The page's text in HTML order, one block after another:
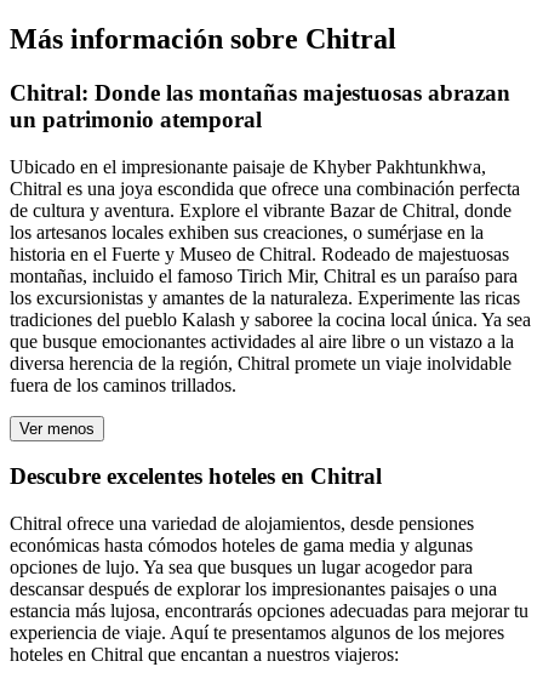
Más información sobre Chitral
Chitral: Donde las montañas majestuosas abrazan
un patrimonio atemporal
Ubicado en el impresionante paisaje de Khyber Pakhtunkhwa,
Chitral es una joya escondida que ofrece una combinación perfecta
de cultura y aventura. Explore el vibrante Bazar de Chitral, donde
los artesanos locales exhiben sus creaciones, o sumérjase en la
historia en el Fuerte y Museo de Chitral. Rodeado de majestuosas
montañas, incluido el famoso Tirich Mir, Chitral es un paraíso para
los excursionistas y amantes de la naturaleza. Experimente las ricas
tradiciones del pueblo Kalash y saboree la cocina local única. Ya sea
que busque emocionantes actividades al aire libre o un vistazo a la
diversa herencia de la región, Chitral promete un viaje inolvidable
fuera de los caminos trillados.
Ver menos
Descubre excelentes hoteles en Chitral
Chitral ofrece una variedad de alojamientos, desde pensiones
económicas hasta cómodos hoteles de gama media y algunas
opciones de lujo. Ya sea que busques un lugar acogedor para
descansar después de explorar los impresionantes paisajes o una
estancia más lujosa, encontrarás opciones adecuadas para mejorar tu
experiencia de viaje. Aquí te presentamos algunos de los mejores
hoteles en Chitral que encantan a nuestros viajeros: